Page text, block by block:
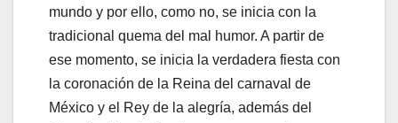
mundo y por ello, como no, se inicia con la
tradicional quema del mal humor. A partir de
ese momento, se inicia la verdadera fiesta con
la coronación de la Reina del carnaval de
México y el Rey de la alegría, además del